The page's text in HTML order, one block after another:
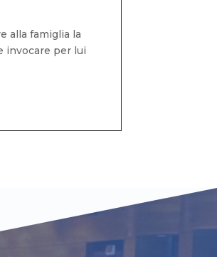
alla famiglia la
invocare per lui